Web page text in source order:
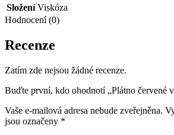
Složení Viskóza
Hodnocení (0)
Recenze
Zatím zde nejsou žádné recenze.
Buďte první, kdo ohodnotí „Plátno červené
Vaše e-mailová adresa nebude zveřejněna.
jsou označeny *